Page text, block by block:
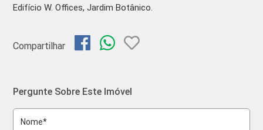
Edifício W. Offices, Jardim Botânico.
Compartilhar
Pergunte Sobre Este Imóvel